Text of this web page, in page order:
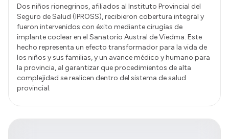
Dos niños rionegrinos, afiliados al Instituto Provincial del
Seguro de Salud (IPROSS), recibieron cobertura integral y
fueron intervenidos con éxito mediante cirugías de
implante coclear en el Sanatorio Austral de Viedma. Este
hecho representa un efecto transformador para la vida de
los niños y sus familias, y un avance médico y humano para
la provincia, al garantizar que procedimientos de alta
complejidad se realicen dentro del sistema de salud
provincial.